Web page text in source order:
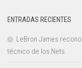
ENTRADAS RECIENTES
LeBron James
técnico de los Nets.